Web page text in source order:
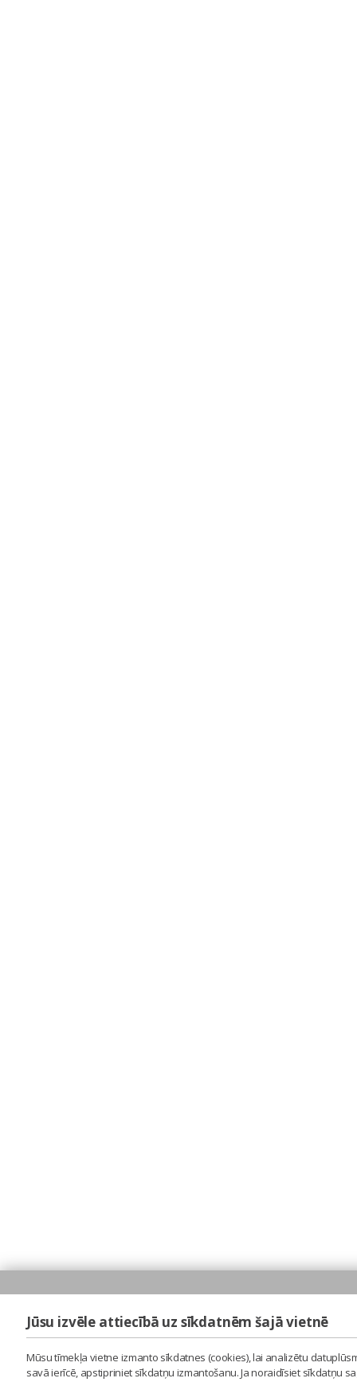
Jūsu izvēle attiecībā uz sīkdatnēm šajā vietnē
Mūsu tīmekļa vietne izmanto sīkdatnes (cookies), lai analizētu
savā ierīcē, apstipriniet sīkdatņu izmantošanu. Ja noraidīsiet sīkdatņu